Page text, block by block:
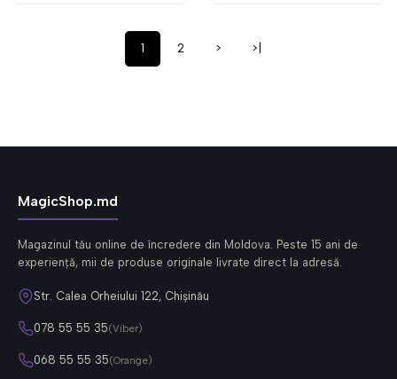
1 2 > >|
MagicShop.md
Magazinul tău online de încredere din Moldova. Peste 15 ani de
experiență, mii de produse originale livrate direct la adresă.
Str. Calea Orheiului 122, Chișinău
078 55 55 35(Viber)
068 55 55 35(Orange)